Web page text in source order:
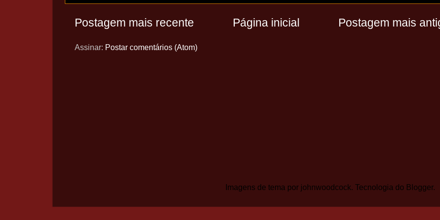
Postagem mais recente Postagem mais
Página inicial
Assinar: Postar comentários (Atom)
Imagens de tema por johnwoodcock. Tecnologia do Blogger.